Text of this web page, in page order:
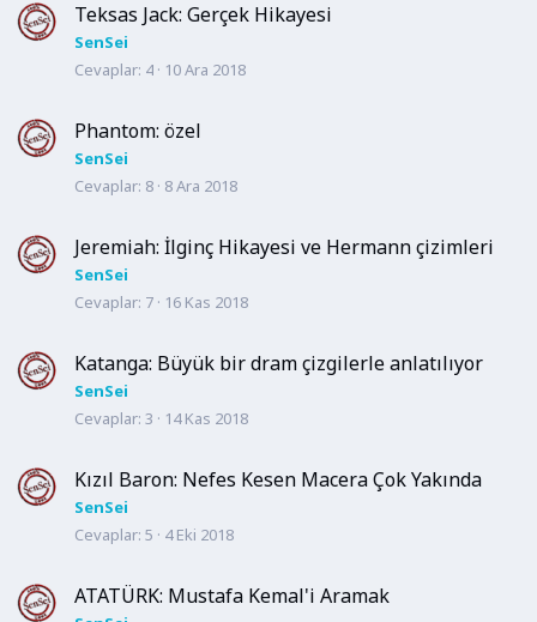
Teksas Jack: Gerçek Hikayesi
SenSei
Cevaplar 4 10 Ara 2018
Phantom: özel
SenSei
Cevaplar 8 8 Ara 2018
Jeremiah: İlginç Hikayesi ve Hermann çizimleri
SenSei
Cevaplar 7 16 Kas 2018
Katanga: Büyük bir dram çizgilerle anlatılıyor
SenSei
Cevaplar 3 14 Kas 2018
Kızıl Baron: Nefes Kesen Macera Çok Yakında
SenSei
Cevaplar 5 4 Eki 2018
ATATÜRK: Mustafa Kemal'i Aramak